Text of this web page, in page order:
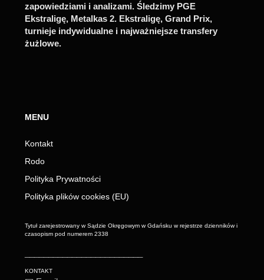
zapowiedziami i analizami. Śledzimy PGE
Ekstraligę, Metalkas 2. Ekstraligę, Grand Prix,
turnieje indywidualne i najważniejsze transfery
żużlowe.
MENU
Kontakt
Rodo
Polityka Prywatności
Polityka plików cookies (EU)
Tytuł zarejestrowany w Sądzie Okręgowym w Gdańsku w rejestrze dzienników i
czasopism pod numerem 2338
KONTAKT